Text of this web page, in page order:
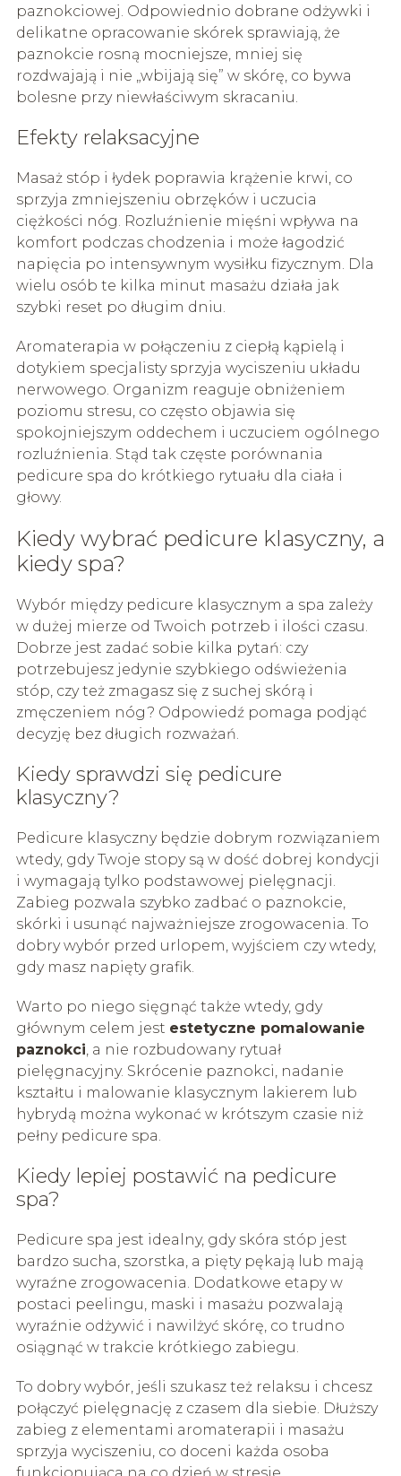
paznokciowej. Odpowiednio dobrane odżywki i
delikatne opracowanie skórek sprawiają, że
paznokcie rosną mocniejsze, mniej się
rozdwajają i nie „wbijają się” w skórę, co bywa
bolesne przy niewłaściwym skracaniu.
Efekty relaksacyjne
Masaż stóp i łydek poprawia krążenie krwi, co
sprzyja zmniejszeniu obrzęków i uczucia
ciężkości nóg. Rozluźnienie mięśni wpływa na
komfort podczas chodzenia i może łagodzić
napięcia po intensywnym wysiłku fizycznym. Dla
wielu osób te kilka minut masażu działa jak
szybki reset po długim dniu.
Aromaterapia w połączeniu z ciepłą kąpielą i
dotykiem specjalisty sprzyja wyciszeniu układu
nerwowego. Organizm reaguje obniżeniem
poziomu stresu, co często objawia się
spokojniejszym oddechem i uczuciem ogólnego
rozluźnienia. Stąd tak częste porównania
pedicure spa do krótkiego rytuału dla ciała i
głowy.
Kiedy wybrać pedicure klasyczny, a
kiedy spa?
Wybór między pedicure klasycznym a spa zależy
w dużej mierze od Twoich potrzeb i ilości czasu.
Dobrze jest zadać sobie kilka pytań: czy
potrzebujesz jedynie szybkiego odświeżenia
stóp, czy też zmagasz się z suchej skórą i
zmęczeniem nóg? Odpowiedź pomaga podjąć
decyzję bez długich rozważań.
Kiedy sprawdzi się pedicure
klasyczny?
Pedicure klasyczny będzie dobrym rozwiązaniem
wtedy, gdy Twoje stopy są w dość dobrej kondycji
i wymagają tylko podstawowej pielęgnacji.
Zabieg pozwala szybko zadbać o paznokcie,
skórki i usunąć najważniejsze zrogowacenia. To
dobry wybór przed urlopem, wyjściem czy wtedy,
gdy masz napięty grafik.
Warto po niego sięgnąć także wtedy, gdy
głównym celem jest estetyczne pomalowanie
paznokci, a nie rozbudowany rytuał
pielęgnacyjny. Skrócenie paznokci, nadanie
kształtu i malowanie klasycznym lakierem lub
hybrydą można wykonać w krótszym czasie niż
pełny pedicure spa.
Kiedy lepiej postawić na pedicure
spa?
Pedicure spa jest idealny, gdy skóra stóp jest
bardzo sucha, szorstka, a pięty pękają lub mają
wyraźne zrogowacenia. Dodatkowe etapy w
postaci peelingu, maski i masażu pozwalają
wyraźnie odżywić i nawilżyć skórę, co trudno
osiągnąć w trakcie krótkiego zabiegu.
To dobry wybór, jeśli szukasz też relaksu i chcesz
połączyć pielęgnację z czasem dla siebie. Dłuższy
zabieg z elementami aromaterapii i masażu
sprzyja wyciszeniu, co doceni każda osoba